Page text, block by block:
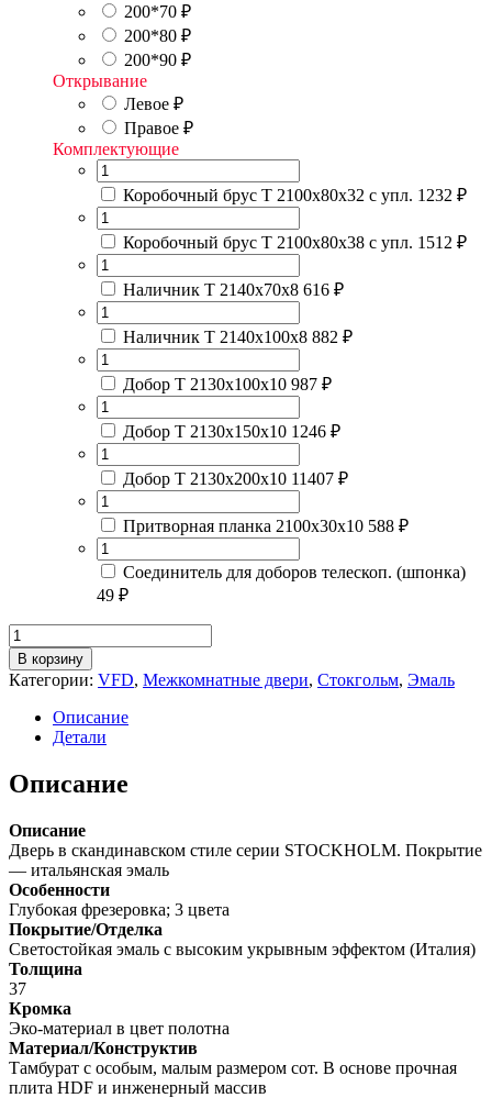
200*70 ₽
200*80 ₽
200*90 ₽
Открывание
Левое ₽
Правое ₽
Комплектующие
Коробочный брус Т 2100х80х32 с упл. 1232 ₽
Коробочный брус Т 2100х80х38 с упл. 1512 ₽
Наличник Т 2140х70х8 616 ₽
Наличник Т 2140х100х8 882 ₽
Добор Т 2130х100х10 987 ₽
Добор Т 2130х150х10 1246 ₽
Добор Т 2130х200х10 11407 ₽
Притворная планка 2100х30х10 588 ₽
Соединитель для доборов телескоп. (шпонка)
49 ₽
Количество
товара
STOCKHOLMIVORY
В корзину
Категории: VFD, Межкомнатные двери, Стокгольм, Эмаль
Описание
Детали
Описание
Описание
Дверь в скандинавском стиле серии STOCKHOLM. Покрытие
— итальянская эмаль
Особенности
Глубокая фрезеровка; 3 цвета
Покрытие/Отделка
Светостойкая эмаль с высоким укрывным эффектом (Италия)
Толщина
37
Кромка
Эко-материал в цвет полотна
Материал/Конструктив
Тамбурат с особым, малым размером сот. В основе прочная
плита HDF и инженерный массив